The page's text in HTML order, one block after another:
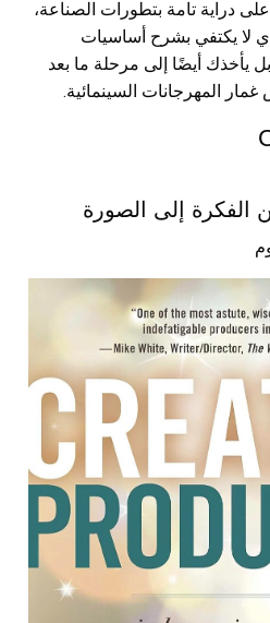
دراية تامة بتطورات الصناعة،
لا يكتفي بشرح أساسيات
يأخذك أيضًا إلى مرحلة ما بعد
المهرجانات السينمائية.
الفكرة إلى الصورة